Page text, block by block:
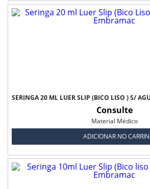
SERINGA 20 ML LUER SLIP (BICO LISO ) S/
Consulte
Material Médico
ADICIONAR NO